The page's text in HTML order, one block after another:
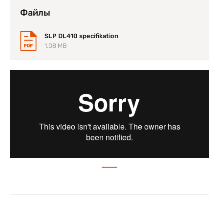
воздействий окружающей среды.
продукции с небольшим сроком годности, например,
готовой еды. Они станут отличным вариантом для кафе,
корпусу прибор впишется практически в любую рабочую
среду. Простой монтаж обеспечивает удобство
пользования в условиях ограниченного пространства, что
делает этот прибор отличным решением для размещения в
подсобных помещениях магазинов и пунктов выдачи.
печати:
размеров (не подходит для маленьких стикеров);
Файлы
SLP DL410 specifikation
1.08 MB